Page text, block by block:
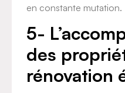
en constante mutation.
5-
des
rénovation